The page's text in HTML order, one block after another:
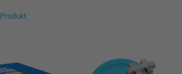
Produkt